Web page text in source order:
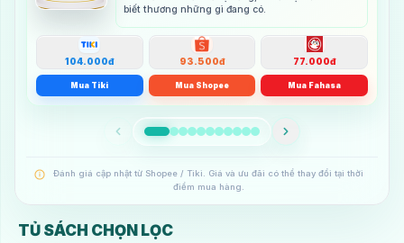
biết thương những gì đang có.
104.000đ 93.500đ 77.000đ
Mua Tiki Mua Shopee Mua Fahasa
Đánh giá cập nhật từ Shopee / Tiki. Giá và ưu đãi có thể thay đổi tại thời
điểm mua hàng.
TỦ SÁCH CHỌN LỌC